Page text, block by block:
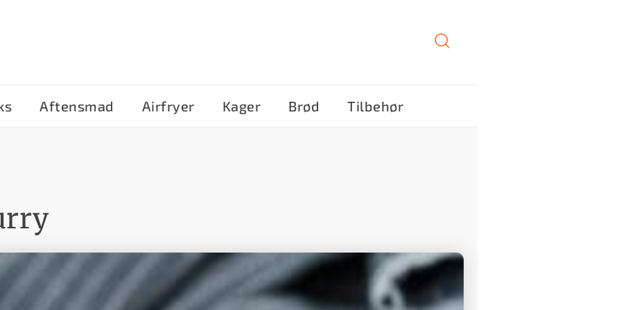
Aftensmad Airfryer Kager Brød Tilbehør